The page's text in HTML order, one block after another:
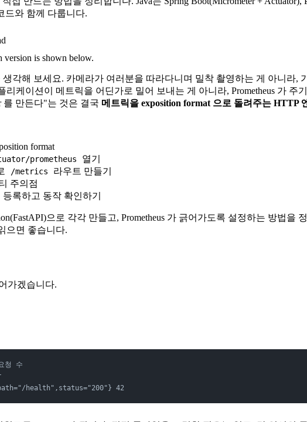
드와 함께 다룹니다.
version is shown below.
각해 보세요. 카메라가 여러분을 따라다니며 밀착 촬영하는 게 아니라,
리케이션이 메트릭을 어딘가로 밀어 보내는 게 아니라, Prometheus 가 주
를 만든다"는 것은 결국 메트릭을 exposition format 으로 돌려주는 HTTP
format
prometheus
열기
/metrics
라우트 만들기
주의점
등록하고 동작 확인하기
으로 각각 만들고, Prometheus 가 긁어가도록 설정하는 방법
으면 좋습니다.
가겠습니다.
청 수
health",status="200"} 42